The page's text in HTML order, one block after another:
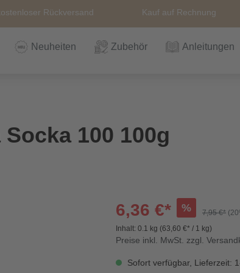
Rückversand Kauf auf Rechnung
Neuheiten Zubehör Anleitungen
Alle Artikel
Sale
Anleitungen
Stricknadeln &
Häkelnadel
Prym Love
Hefte
100 100g
6,36 €* % 7,95 €*
Inhalt: 0.1 kg (63,60 €* / 1 kg)
Preise inkl. MwSt. zzgl.
Sofort verfügbar, Lieferzeit: